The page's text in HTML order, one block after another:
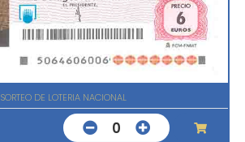
SORTEO DE LOTERIA NACIONAL
0